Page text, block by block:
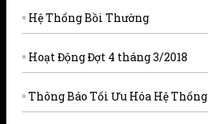
Hệ Thống Bồi Thường
Hoạt Động Đợt 4 tháng 3/2018
Thông Báo Tối Ưu Hóa Hệ Thống